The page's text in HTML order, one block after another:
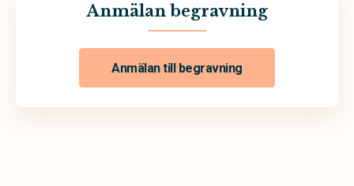
Anmälan begravning
Anmälan till begravning